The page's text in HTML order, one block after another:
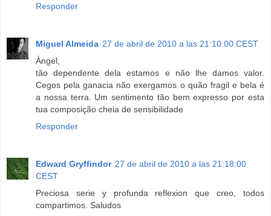
Responder
Miguel Almeida 27 de abril de 2010 a las 21:10:00 CEST
Àngel,
tão dependente dela estamos e não lhe damos valor.
Cegos pela ganacia não exergamos o quão fragil e bela é
a nossa terra. Um sentimento tão bem expresso por esta
tua composição cheia de sensibilidade
Responder
Edward Gryffindor 27 de abril de 2010 a las 21:18:00
CEST
Preciosa serie y profunda reflexion que creo, todos
compartimos. Saludos